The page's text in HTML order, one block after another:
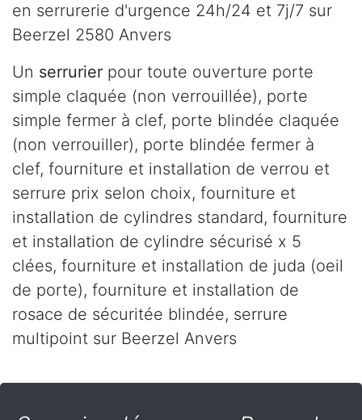
en serrurerie d'urgence 24h/24 et 7j/7 sur
Beerzel 2580 Anvers
Un serrurier pour toute ouverture porte
simple claquée (non verrouillée), porte
simple fermer à clef, porte blindée claquée
(non verrouiller), porte blindée fermer à
clef, fourniture et installation de verrou et
serrure prix selon choix, fourniture et
installation de cylindres standard, fourniture
et installation de cylindre sécurisé x 5
clées, fourniture et installation de juda (oeil
de porte), fourniture et installation de
rosace de sécuritée blindée, serrure
multipoint sur Beerzel Anvers